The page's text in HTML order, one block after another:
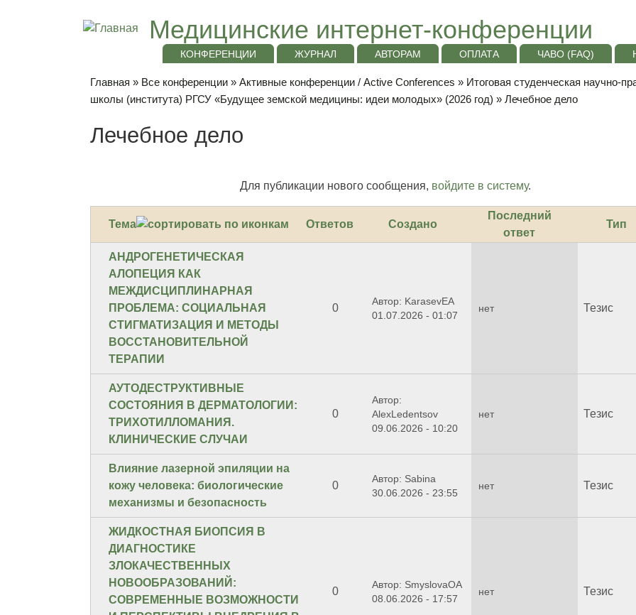
Медицинские интернет-конференции
КОНФЕРЕНЦИИ ЖУРНАЛ АВТОРАМ ОПЛАТА ЧАВО (FAQ)
Главная » Все конференции » Активные конференции / Active Conferences » Итоговая студенческая научно-
школы (института) РГСУ «Будущее земской медицины: идеи молодых» (2026 год) » Лечебное дело
Лечебное дело
Для публикации нового сообщения, войдите в систему.
Тема Ответов Создано
Последний
ответ
Тип
АНДРОГЕНЕТИЧЕСКАЯ
АЛОПЕЦИЯ КАК
МЕЖДИСЦИПЛИНАРНАЯ
ПРОБЛЕМА: СОЦИАЛЬНАЯ
СТИГМАТИЗАЦИЯ И МЕТОДЫ
ВОССТАНОВИТЕЛЬНОЙ
ТЕРАПИИ
0
Автор: KarasevEA
01.07.2026 - 01:07
нет Тезис
АУТОДЕСТРУКТИВНЫЕ
СОСТОЯНИЯ В ДЕРМАТОЛОГИИ:
ТРИХОТИЛЛОМАНИЯ.
КЛИНИЧЕСКИЕ СЛУЧАИ
0
Автор:
AlexLedentsov
09.06.2026 - 10:20
нет Тезис
Влияние лазерной эпиляции на
кожу человека: биологические
механизмы и безопасность
0
Автор: Sabina
30.06.2026 - 23:55
нет Тезис
ЖИДКОСТНАЯ БИОПСИЯ В
ДИАГНОСТИКЕ
ЗЛОКАЧЕСТВЕННЫХ
НОВООБРАЗОВАНИЙ:
СОВРЕМЕННЫЕ ВОЗМОЖНОСТИ
0
Автор: SmyslovaOA
08.06.2026 - 17:57
нет Тезис